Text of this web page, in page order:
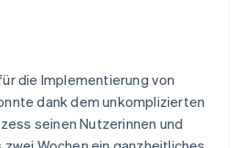
die Implementierung von
dank dem unkomplizierten
seinen Nutzerinnen und